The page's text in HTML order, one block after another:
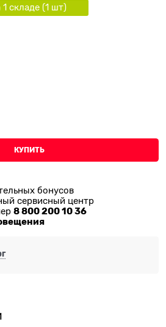
складe (1 шт)
КУПИТЬ
бонусов
сервисный центр
8 800 200 10 36